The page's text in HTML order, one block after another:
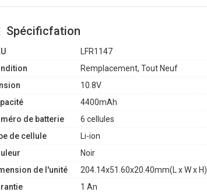
Spécificfation
LFR1147
Remplacement, Tout Neuf
10.8V
4400mAh
de batterie
6 cellules
de cellule
Li-ion
Noir
de l'unité
204.14x51.60x20.40mm(L x W x H)
1 An